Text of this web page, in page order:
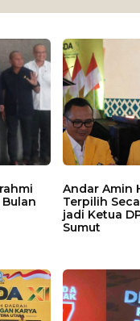
Bulan
Andar Amin
Terpilih
jadi Ketua
Sumut